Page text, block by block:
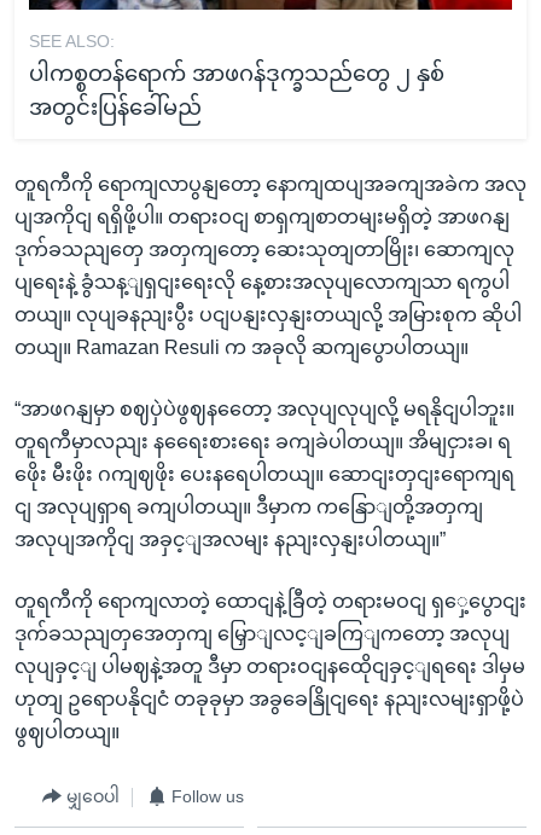
SEE ALSO:
ပါကစ္စတန်ရောက် အာဖဂန်ဒုက္ခသည်တွေ ၂ နှစ်
အတွင်းပြန်ခေါ်မည်
တူရကီကို ရောကျလာပွနျတော့ နောကျထပျအခကျအခဲက အလု
ပျအကိုငျ ရရှိဖို့ပါ။ တရားဝငျ စာရှကျစာတမျးမရှိတဲ့ အာဖဂနျ
ဒုက်ခသညျတှေ အတှကျတော့ ဆေးသုတျတာမြိုး၊ ဆောကျလု
ပျရေးနဲ့ ခွံသန့ျရှငျးရေးလို နေ့စားအလုပျလောကျသာ ရကွပါ
တယျ။ လုပျခနညျးပွီး ပငျပနျးလှနျးတယျလို့ အမြားစုက ဆိုပါ
တယျ။ Ramazan Resuli က အခုလို ဆကျပွောပါတယျ။
“အာဖဂနျမှာ စဈပှဲပဲဖွဈနတေော့ အလုပျလုပျလို့ မရနိုငျပါဘူး။
တူရကီမှာလညျး နရေေးစားရေး ခကျခဲပါတယျ။ အိမျငှားခ၊ ရ
ဖေိုး မီးဖိုး ဂကျဈဖိုး ပေးနရေပါတယျ။ ဆောငျးတှငျးရောကျရ
ငျ အလုပျရှာရ ခကျပါတယျ။ ဒီမှာက ကနြောျတို့အတှကျ
အလုပျအကိုငျ အခှင့ျအလမျး နညျးလှနျးပါတယျ။”
တူရကီကို ရောကျလာတဲ့ ထောငျနဲ့ခြီတဲ့ တရားမဝငျ ရှှေ့ပွောငျး
ဒုက်ခသညျတှအေတှကျ မြှောျလင့ျခကြျကတော့ အလုပျ
လုပျခှင့ျ ပါမဈနဲ့အတူ ဒီမှာ တရားဝငျနထေိုငျခှင့ျရရေး ဒါမှမ
ဟုတျ ဥရောပနိုငျငံ တခုခုမှာ အခွခေနြိုငျရေး နညျးလမျးရှာဖို့ပဲ
ဖွဈပါတယျ။
မျှဝေပါ Follow us